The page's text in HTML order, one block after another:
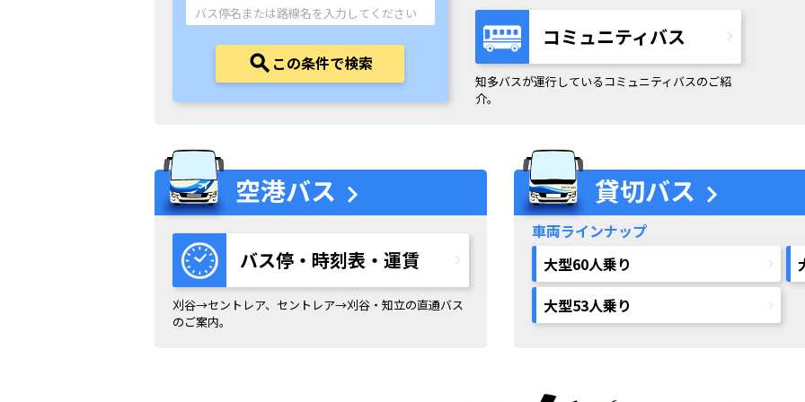
この条件で検索
コミュニティバス
知多バスが運行しているコミュニティバスのご紹
介。
空港バス chevron_right
バス停・時刻表・運賃
刈谷→セントレア、セントレア→刈谷・知立の直通バス
のご案内。
貸切バス chevron_right
車両ラインナップ
大型60人乗り
大型53人乗り